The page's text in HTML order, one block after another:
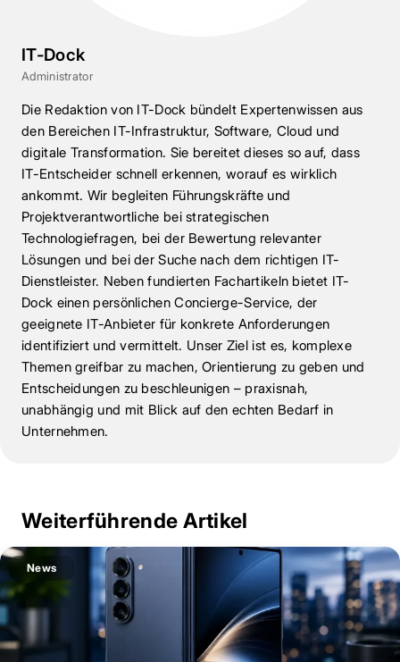
IT-Dock
Administrator
Die Redaktion von IT-Dock bündelt Expertenwissen aus
den Bereichen IT-Infrastruktur, Software, Cloud und
digitale Transformation. Sie bereitet dieses so auf, dass
IT-Entscheider schnell erkennen, worauf es wirklich
ankommt. Wir begleiten Führungskräfte und
Projektverantwortliche bei strategischen
Technologiefragen, bei der Bewertung relevanter
Lösungen und bei der Suche nach dem richtigen IT-
Dienstleister. Neben fundierten Fachartikeln bietet IT-
Dock einen persönlichen Concierge-Service, der
geeignete IT-Anbieter für konkrete Anforderungen
identifiziert und vermittelt. Unser Ziel ist es, komplexe
Themen greifbar zu machen, Orientierung zu geben und
Entscheidungen zu beschleunigen – praxisnah,
unabhängig und mit Blick auf den echten Bedarf in
Unternehmen.
Weiterführende Artikel
News